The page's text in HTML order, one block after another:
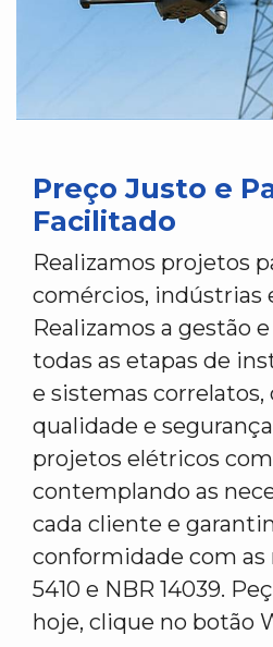
Preço Justo e
Facilitado
Realizamos projetos
comércios, indústrias
Realizamos a gestão
todas as etapas de
e sistemas
qualidade e
projetos elétricos
contemplando as
cada cliente e
conformidade com as
5410 e NBR 14039.
hoje, clique no botão